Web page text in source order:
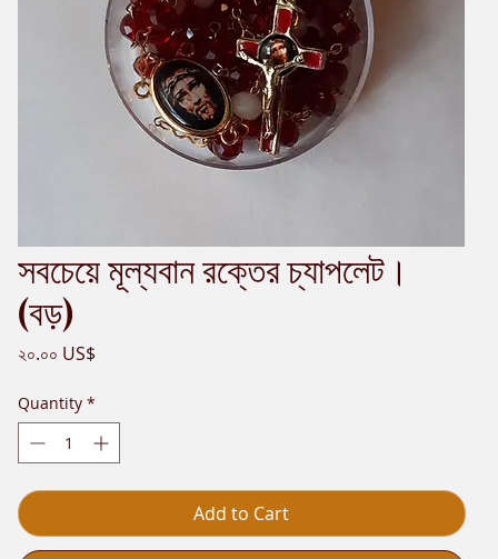
সবচেয়ে মূল্যবান রক্তের চ্যাপলেট।
(বড়)
২০.০০ US$Price
Quantity *
Add to Cart